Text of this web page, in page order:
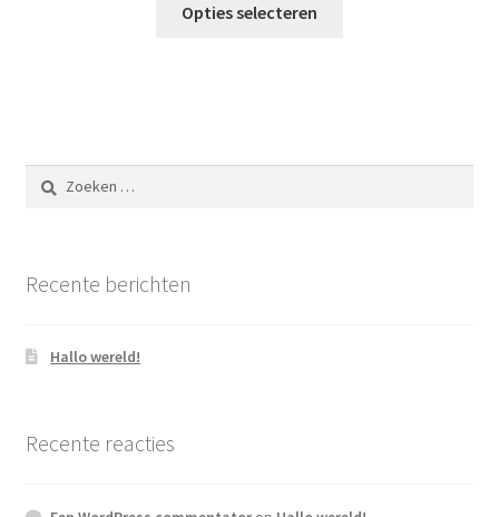
Opties selecteren
naar:
Recente berichten
Hallo wereld!
Recente reacties